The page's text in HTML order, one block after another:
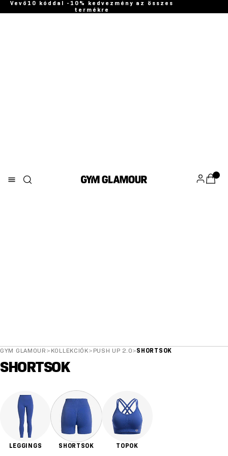
Vevő10 kóddal -10% kedvezmény az összes
termékre
GYM GLAMOUR > KOLLEKCIÓK> PUSH UP 2.0>SHORTSOK
SHORTSOK
LEGGINGS SHORTSOK TOPOK